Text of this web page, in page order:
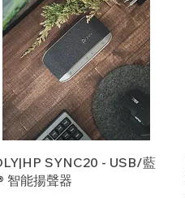
快速瀏覽
SYNC20 - USB/藍
智能揚聲器